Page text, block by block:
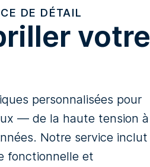
DE DÉTAIL
votre
personnalisées pour
— de la haute tension à
Notre service inclut
fonctionnelle et